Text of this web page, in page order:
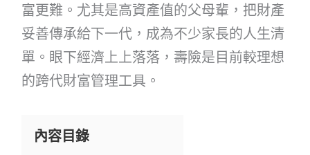
富更難。尤其是高資產值的父母輩，把財產
妥善傳承給下一代，成為不少家長的人生清
單。眼下經濟上上落落，壽險是目前較理想
的跨代財富管理工具。
內容目錄